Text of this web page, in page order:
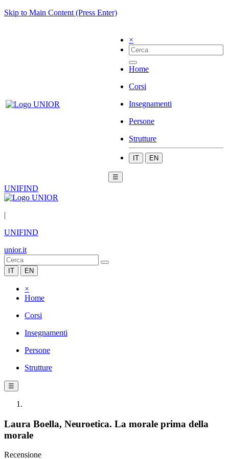
Skip to Main Content (Press Enter)
×
Home
Corsi
Insegnamenti
Persone
Strutture
IT EN
☰
UNIFIND
|
UNIFIND
unior.it
IT EN
×
Home
Corsi
Insegnamenti
Persone
Strutture
☰
Laura Boella, Neuroetica. La morale prima della
morale
Recensione